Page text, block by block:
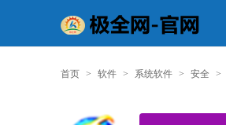
首页 > 软件 > 系统软件 > 安全 >